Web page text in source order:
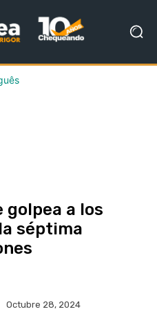
a los
séptima
Octubre 28, 2024